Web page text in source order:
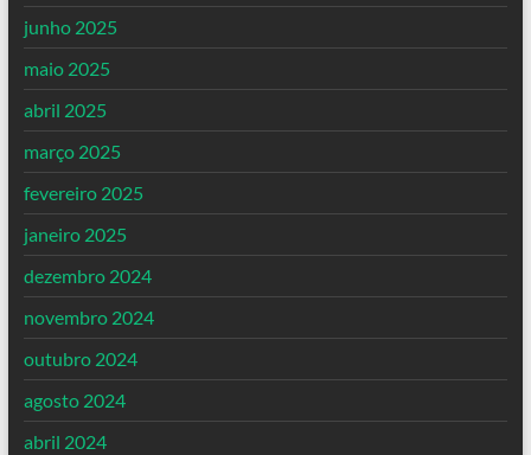
junho 2025
maio 2025
abril 2025
março 2025
fevereiro 2025
janeiro 2025
dezembro 2024
novembro 2024
outubro 2024
agosto 2024
abril 2024